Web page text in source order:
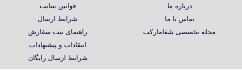
درباره ما
تماس با ما
مجله تخصصی شفامارکت
قوانین سایت
شرایط ارسال
راهنمای ثبت سفارش
انتقادات و پیشنهادات
شرایط ارسال رایگان